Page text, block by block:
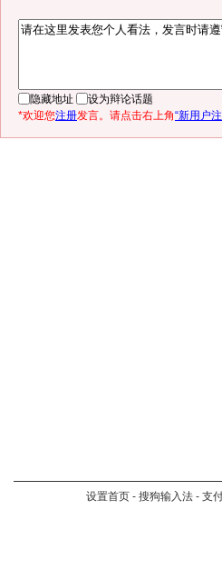
隐藏地址
设为辩论话题
*欢迎您注册发言。请点击右上角“新用户
设置首页 - 搜狗输入法 - 支